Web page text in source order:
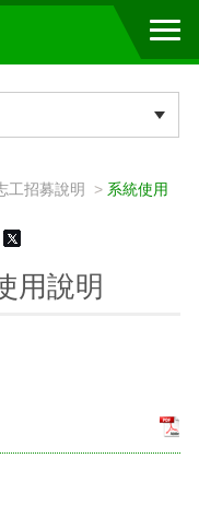
工招募說明 > 系統使用
用說明